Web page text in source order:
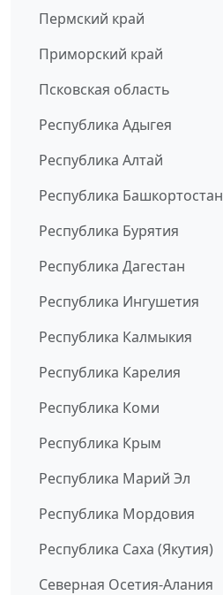
Пермский край
Приморский край
Псковская область
Республика Адыгея
Республика Алтай
Республика Башкортостан
Республика Бурятия
Республика Дагестан
Республика Ингушетия
Республика Калмыкия
Республика Карелия
Республика Коми
Республика Крым
Республика Марий Эл
Республика Мордовия
Республика Саха (Якутия)
Северная Осетия-Алания